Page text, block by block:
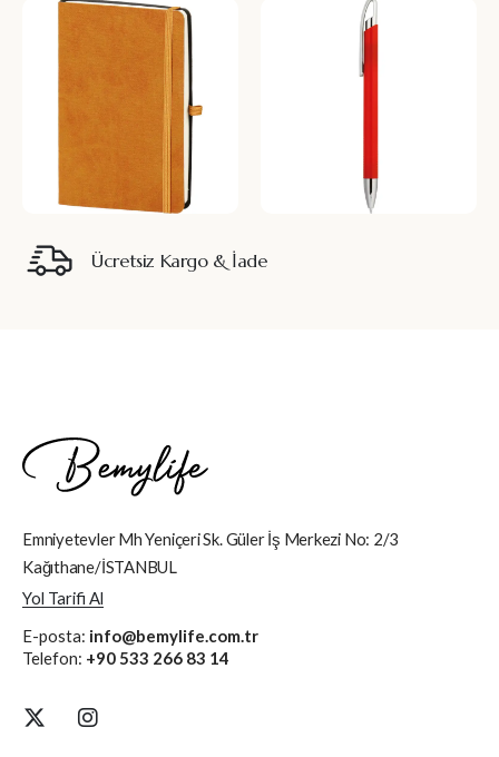
Ücretsiz Kargo & İade
Emniyetevler Mh Yeniçeri Sk. Güler İş Merkezi No: 2/3
Kağıthane/İSTANBUL
Yol Tarifi Al
E-posta: info@bemylife.com.tr
Telefon: +90 533 266 83 14